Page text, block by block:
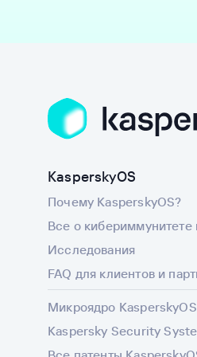
KasperskyOS
Почему KasperskyOS?
Все о кибериммунитете
Исследования
FAQ для клиентов и
Микроядро KasperskyOS
Kaspersky Security